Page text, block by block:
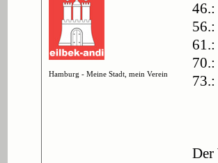
Hamburg - Meine Stadt, mein Verein
46.:
Der